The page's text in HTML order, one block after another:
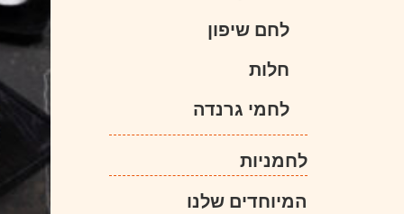
לחם שיפון
חלות
לחמי גרנדה
לחמניות
המיוחדים שלנו